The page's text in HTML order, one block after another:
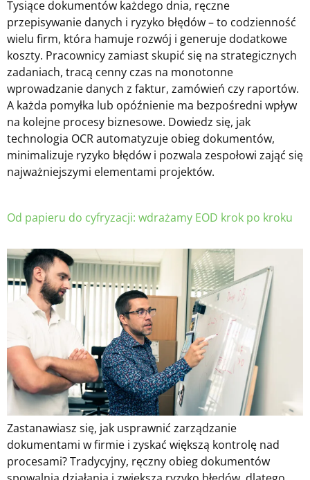
Tysiące dokumentów każdego dnia, ręczne
przepisywanie danych i ryzyko błędów – to codzienność
wielu firm, która hamuje rozwój i generuje dodatkowe
koszty. Pracownicy zamiast skupić się na strategicznych
zadaniach, tracą cenny czas na monotonne
wprowadzanie danych z faktur, zamówień czy raportów.
A każda pomyłka lub opóźnienie ma bezpośredni wpływ
na kolejne procesy biznesowe. Dowiedz się, jak
technologia OCR automatyzuje obieg dokumentów,
minimalizuje ryzyko błędów i pozwala zespołowi zająć się
najważniejszymi elementami projektów.
Od papieru do cyfryzacji: wdrażamy EOD krok po kroku
Zastanawiasz się, jak usprawnić zarządzanie
dokumentami w firmie i zyskać większą kontrolę nad
procesami? Tradycyjny, ręczny obieg dokumentów